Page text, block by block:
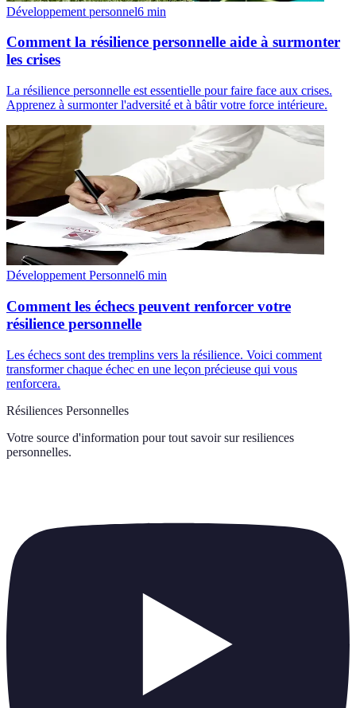
Développement personnel6 min
Comment la résilience personnelle aide à surmonter
les crises
La résilience personnelle est essentielle pour faire face aux crises.
Apprenez à surmonter l'adversité et à bâtir votre force intérieure.
Développement Personnel6 min
Comment les échecs peuvent renforcer votre
résilience personnelle
Les échecs sont des tremplins vers la résilience. Voici comment
transformer chaque échec en une leçon précieuse qui vous
renforcera.
Résiliences Personnelles
Votre source d'information pour tout savoir sur resiliences
personnelles.